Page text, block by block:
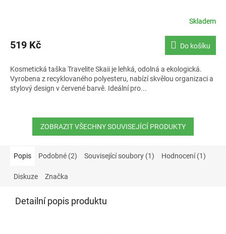
Skladem
519 Kč Do košíku
Kosmetická taška Travelite Skaii je lehká, odolná a ekologická.
Vyrobena z recyklovaného polyesteru, nabízí skvělou organizaci a
stylový design v červené barvě. Ideální pro...
ZOBRAZIT VŠECHNY SOUVISEJÍCÍ PRODUKTY
Popis Podobné (2) Související soubory (1) Hodnocení (1)
Diskuze Značka
Detailní popis produktu